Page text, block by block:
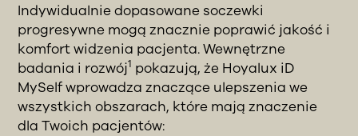
Indywidualnie dopasowane soczewki
progresywne mogą znacznie poprawić jakość i
komfort widzenia pacjenta. Wewnętrzne
badania i rozwój1 pokazują, że Hoyalux iD
MySelf wprowadza znaczące ulepszenia we
wszystkich obszarach, które mają znaczenie
dla Twoich pacjentów: